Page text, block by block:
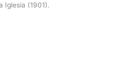
Iglesia (1901).